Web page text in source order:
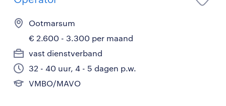
Ootmarsum
€ 2.600 - 3.300 per maand
vast dienstverband
32 - 40 uur, 4 - 5 dagen p.w.
VMBO/MAVO